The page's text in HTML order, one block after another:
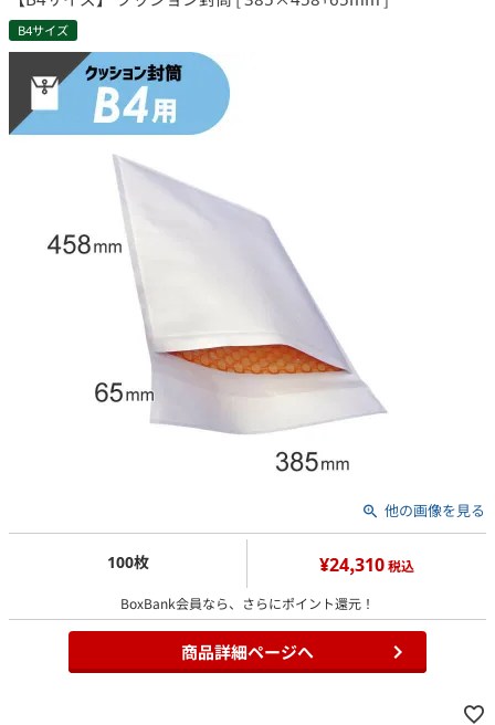
B4サイズ
他の画像を見る
100枚 ¥24,310税込
BoxBank会員なら、さらにポイント還元！
商品詳細ページへ